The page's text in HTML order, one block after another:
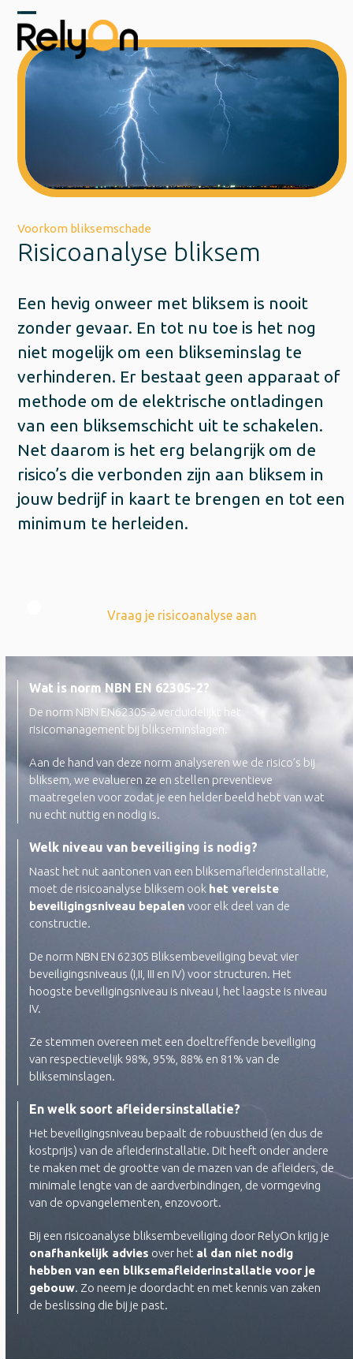
content
Open
mobile
menu
Close
mobile
menu
Risicoanalyse bliksem
Voorkom bliksemschade
Een hevig onweer met bliksem is nooit
zonder gevaar. En tot nu toe is het nog
niet mogelijk om een blikseminslag te
verhinderen. Er bestaat geen apparaat of
methode om de elektrische ontladingen
van een bliksemschicht uit te schakelen.
Net daarom is het erg belangrijk om de
risico’s die verbonden zijn aan bliksem in
jouw bedrijf in kaart te brengen en tot een
minimum te herleiden.
Vraag je risicoanalyse aan
Wat is norm NBN EN 62305-2?
De norm NBN EN62305-2 verduidelijkt het
risicomanagement bij blikseminslagen.
Aan de hand van deze norm analyseren we de risico’s bij
bliksem, we evalueren ze en stellen preventieve
maatregelen voor zodat je een helder beeld hebt van wat
nu echt nuttig en nodig is.
Welk niveau van beveiliging is nodig?
Naast het nut aantonen van een bliksemafleiderinstallatie,
moet de risicoanalyse bliksem ook het vereiste
beveiligingsniveau bepalen voor elk deel van de
constructie.
De norm NBN EN 62305 Bliksembeveiliging bevat vier
beveiligingsniveaus (I,II, III en IV) voor structuren. Het
hoogste beveiligingsniveau is niveau I, het laagste is niveau
IV.
Ze stemmen overeen met een doeltreffende beveiliging
van respectievelijk 98%, 95%, 88% en 81% van de
blikseminslagen.
En welk soort afleidersinstallatie?
Het beveiligingsniveau bepaalt de robuustheid (en dus de
kostprijs) van de afleiderinstallatie. Dit heeft onder andere
te maken met de grootte van de mazen van de afleiders, de
minimale lengte van de aardverbindingen, de vormgeving
van de opvangelementen, enzovoort.
Bij een risicoanalyse bliksembeveiliging door RelyOn krijg je
onafhankelijk advies over het al dan niet nodig
hebben van een bliksemafleiderinstallatie voor je
gebouw. Zo neem je doordacht en met kennis van zaken
de beslissing die bij je past.